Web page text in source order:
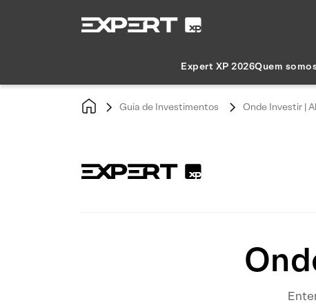
Expert XP 2026Quem
Guia de Investimentos Onde Investir |